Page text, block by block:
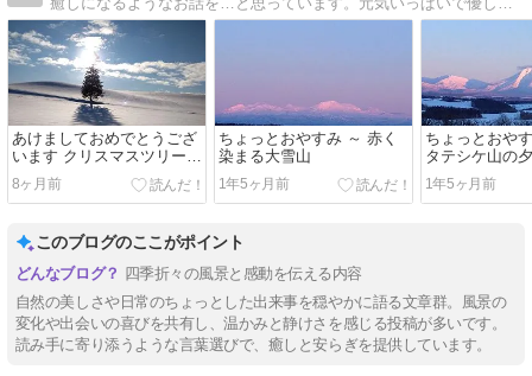
あけましておめでとうござ
います クリスマスツリーの
8ヶ月前
ちょっとおやすみ ～ 赤く
染まる大雪山
1年5ヶ月前
ちょっとおや
タテシケ山の
1年5ヶ月前
このブログのここがポイント
四季折々の風景と感動を伝える内容
自然の美しさや日常のちょっとした出来事を穏やかに語る文章群。風景の
変化や出会いの喜びを共有し、温かみと静けさを感じる投稿が多いです。
読み手に寄り添うような言葉選びで、癒しと安らぎを提供しています。